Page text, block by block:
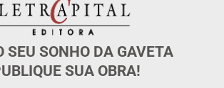
SEU SONHO DA GAVETA
SUA OBRA!